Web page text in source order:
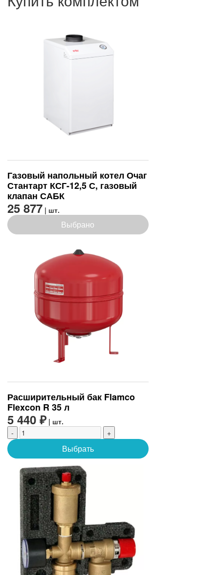
Газовый напольный котел Очаг
Стантарт КСГ-12,5 С, газовый
клапан САБК
25 877 | шт.
Выбрано
Расширительный бак Flamco
Flexcon R 35 л
5 440 ₽ | шт.
-
+
Выбрать